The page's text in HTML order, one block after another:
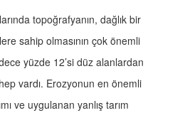
topoğrafyanın, dağlık bir
sahip olmasının çok önemli
yüzde 12’si düz alanlardan
vardı. Erozyonun en önemli
ve uygulanan yanlış tarım